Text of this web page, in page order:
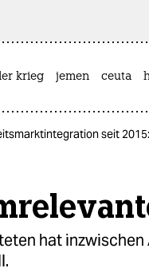
krieg jemen ceuta
seit
hat